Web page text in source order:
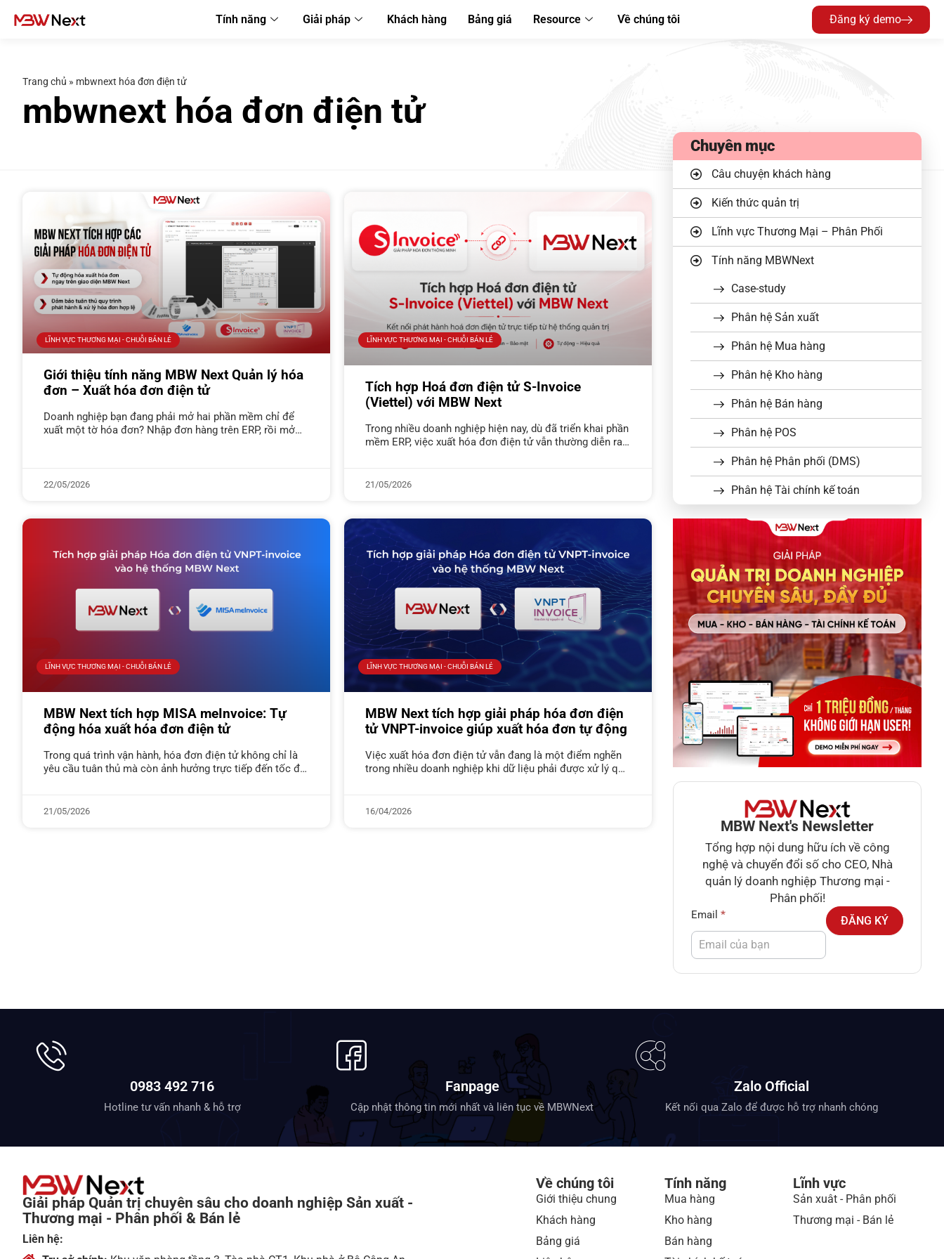
Tính năng Giải pháp Khách hàng Bảng giá Resource Về chúng tôi Đăng ký demo
Trang chủ » mbwnext hóa đơn điện tử
mbwnext hóa đơn điện tử
LĨNH VỰC THƯƠNG MẠI - CHUỖI BÁN LẺ
Giới thiệu tính năng MBW Next Quản lý hóa
đơn – Xuất hóa đơn điện tử
Doanh nghiệp bạn đang phải mở hai phần mềm chỉ để
xuất một tờ hóa đơn? Nhập đơn hàng trên ERP, rồi mở
22/05/2026
LĨNH VỰC THƯƠNG MẠI - CHUỖI BÁN LẺ
Tích hợp Hoá đơn điện tử S-Invoice
(Viettel) với MBW Next
Trong nhiều doanh nghiệp hiện nay, dù đã triển khai phần
mềm ERP, việc xuất hóa đơn điện tử vẫn thường diễn ra
21/05/2026
LĨNH VỰC THƯƠNG MẠI - CHUỖI BÁN LẺ
MBW Next tích hợp MISA meInvoice: Tự
động hóa xuất hóa đơn điện tử
Trong quá trình vận hành, hóa đơn điện tử không chỉ là
yêu cầu tuân thủ mà còn ảnh hưởng trực tiếp đến tốc độ
21/05/2026
LĨNH VỰC THƯƠNG MẠI - CHUỖI BÁN LẺ
MBW Next tích hợp giải pháp hóa đơn điện
tử VNPT-invoice giúp xuất hóa đơn tự động
Việc xuất hóa đơn điện tử vẫn đang là một điểm nghẽn
trong nhiều doanh nghiệp khi dữ liệu phải được xử lý qua
16/04/2026
Chuyên mục
Câu chuyện khách hàng
Kiến thức quản trị
Lĩnh vực Thương Mại – Phân Phối
Tính năng MBWNext
Case-study
Phân hệ Sản xuất
Phân hệ Mua hàng
Phân hệ Kho hàng
Phân hệ Bán hàng
Phân hệ POS
Phân hệ Phân phối (DMS)
Phân hệ Tài chính kế toán
MBW Next's Newsletter
Tổng hợp nội dung hữu ích về công
nghệ và chuyển đổi số cho CEO, Nhà
quản lý doanh nghiệp Thương mại -
Phân phối!
Newsletter
Email * ĐĂNG KÝ
0983 492 716
Hotline tư vấn nhanh & hỗ trợ
Fanpage
Cập nhật thông tin mới nhất và liên tục về MBWNext
Zalo Official
Kết nối qua Zalo để được hỗ trợ nhanh chóng
Giải pháp Quản trị chuyên sâu cho doanh nghiệp Sản xuất -
Thương mại - Phân phối & Bán lẻ
Liên hệ:
Về chúng tôi
Giới thiệu chung
Khách hàng
Bảng giá
Tính năng
Mua hàng
Kho hàng
Bán hàng
Lĩnh vực
Sản xuât - Phân phối
Thương mại - Bán lẻ